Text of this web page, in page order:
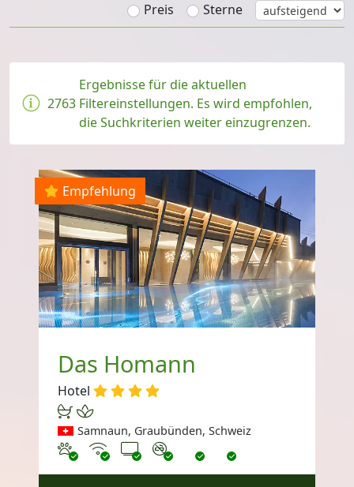
Preis
Sterne
2763
Ergebnisse für die aktuellen
Filtereinstellungen. Es wird empfohlen,
die Suchkriterien weiter einzugrenzen.
Empfehlung
Das Homann
Hotel
Samnaun, Graubünden, Schweiz
Haustiere erlaubt
Internet
TV Nichtraucher